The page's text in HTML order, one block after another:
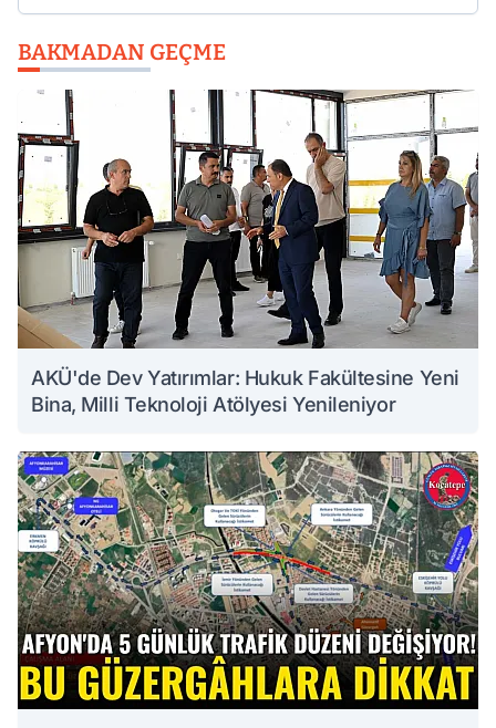
BAKMADAN GEÇME
AKÜ'de Dev Yatırımlar: Hukuk Fakültesine Yeni
Bina, Milli Teknoloji Atölyesi Yenileniyor